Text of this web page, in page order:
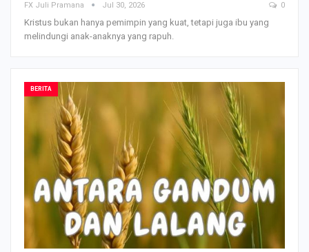
FX Juli Pramana Jul 30, 2026 0
Kristus bukan hanya pemimpin yang kuat, tetapi juga ibu yang
melindungi anak-anaknya yang rapuh.
BERITA